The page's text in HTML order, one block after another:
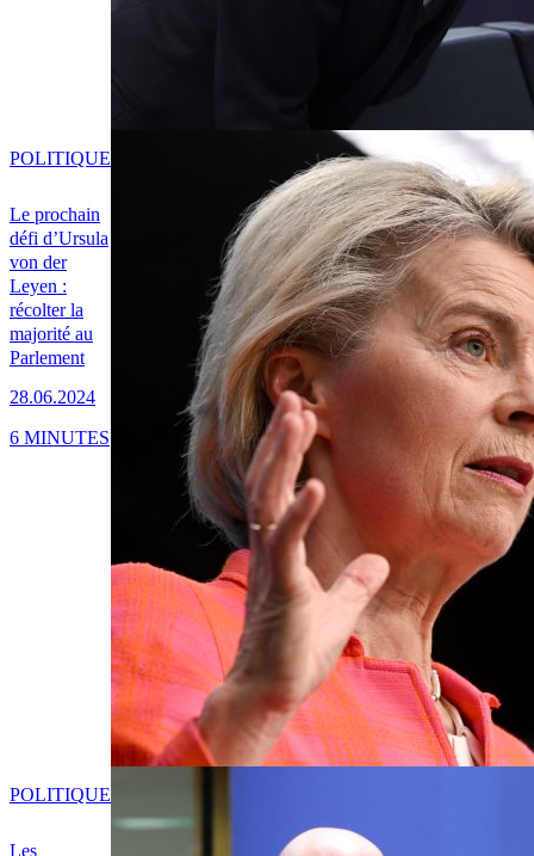
Le prochain
défi d’Ursula
von der
Leyen :
récolter la
majorité au
Parlement
28.06.2024
POLITIQUE
6 MINUTES
Les
POLITIQUE